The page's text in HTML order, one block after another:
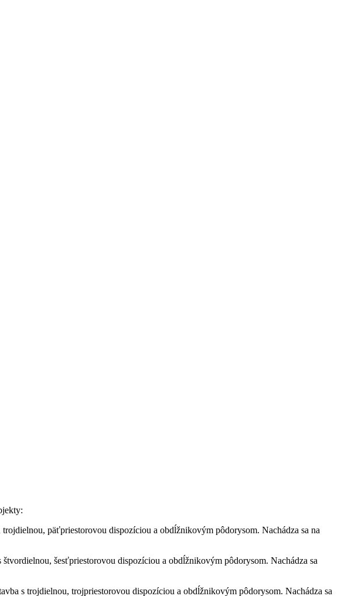
päťpriestorovou dispozíciou a obdĺžnikovým pôdorysom. Nachádza sa na
šesťpriestorovou dispozíciou a obdĺžnikovým pôdorysom. Nachádza sa
s trojdielnou, trojpriestorovou dispozíciou a obdĺžnikovým pôdorysom. Nachádza sa